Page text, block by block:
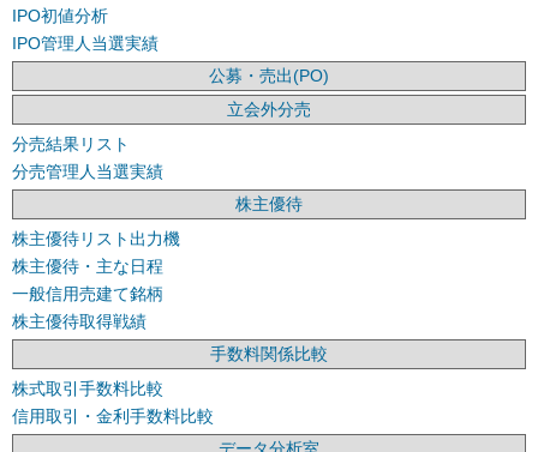
IPO初値分析
IPO管理人当選実績
公募・売出(PO)
立会外分売
分売結果リスト
分売管理人当選実績
株主優待
株主優待リスト出力機
株主優待・主な日程
一般信用売建て銘柄
株主優待取得戦績
手数料関係比較
株式取引手数料比較
信用取引・金利手数料比較